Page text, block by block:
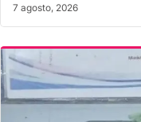
7 agosto, 2026